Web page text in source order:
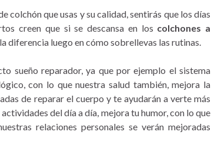
que usas y su calidad, sentirás que los días
creen que si se descansa en los colchones a
diferencia luego en cómo sobrellevas las rutinas.
sueño reparador, ya que por ejemplo el sistema
con lo que nuestra salud también, mejora la
de reparar el cuerpo y te ayudarán a verte más
del día a día, mejora tu humor, con lo que
relaciones personales se verán mejoradas